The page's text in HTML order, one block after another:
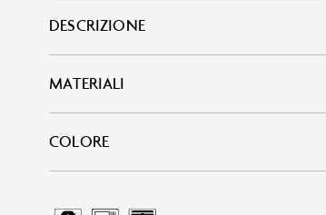
DESCRIZIONE
MATERIALI
COLORE